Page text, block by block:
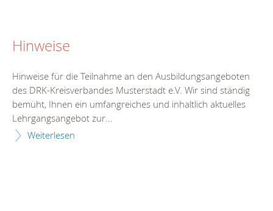
Hinweise
Hinweise für die Teilnahme an den Ausbildungsangeboten
des DRK-Kreisverbandes Musterstadt e.V. Wir sind ständig
bemüht, Ihnen ein umfangreiches und inhaltlich aktuelles
Lehrgangsangebot zur...
Weiterlesen